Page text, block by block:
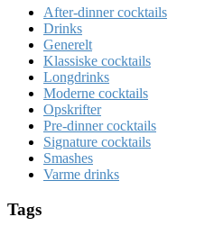
After-dinner cocktails
Drinks
Generelt
Klassiske cocktails
Longdrinks
Moderne cocktails
Opskrifter
Pre-dinner cocktails
Signature cocktails
Smashes
Varme drinks
Tags